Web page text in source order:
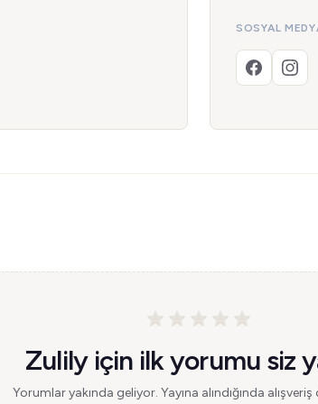
SOSYAL
Zulily için ilk yorumu siz
Yorumlar yakında geliyor. Yayına alındığında